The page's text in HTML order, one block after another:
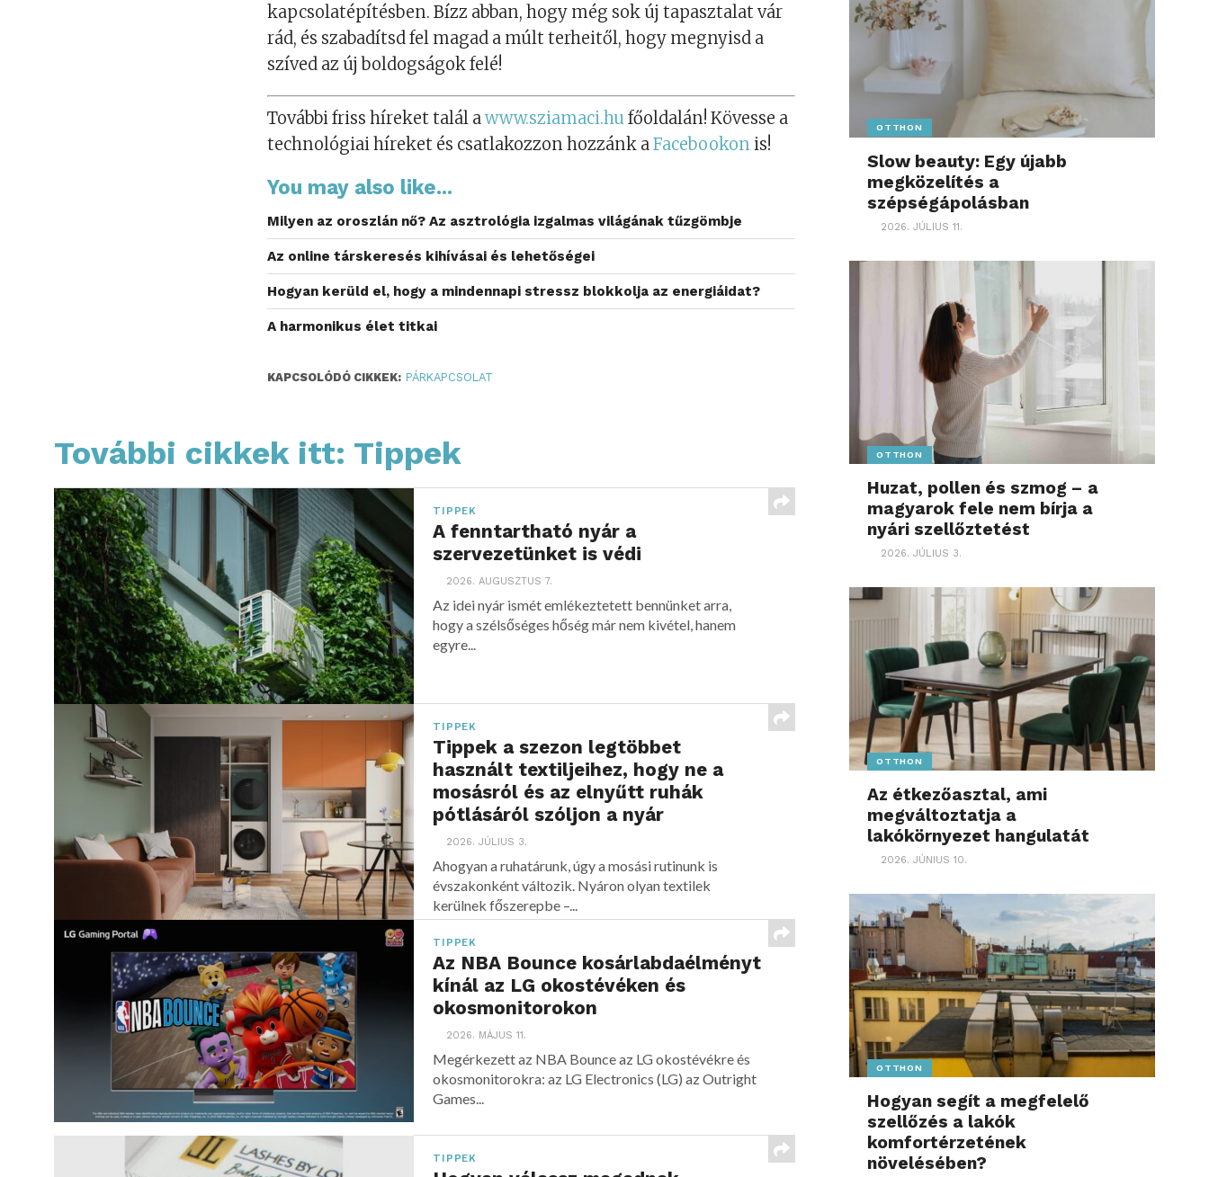
kapcsolatépítésben. Bízz abban, hogy még sok új tapasztalat vár
rád, és szabadítsd fel magad a múlt terheitől, hogy megnyisd a
szíved az új boldogságok felé!
További friss híreket talál awww.sziamaci.hu főoldalán! Kövesse a
technológiai híreket és csatlakozzon hozzánk aFacebookon is!
You may also like...
Milyen az oroszlán nő? Az asztrológia izgalmas világának tűzgömbje
Az online társkeresés kihívásai és lehetőségei
Hogyan kerüld el, hogy a mindennapi stressz blokkolja az energiáidat?
A harmonikus élet titkai
KAPCSOLÓDÓ CIKKEK: PÁRKAPCSOLAT
További cikkek itt: Tippek
TIPPEK
A fenntartható nyár a
szervezetünket is védi
2026. AUGUSZTUS 7.
Az idei nyár ismét emlékeztetett bennünket arra,
hogy a szélsőséges hőség már nem kivétel, hanem
egyre...
TIPPEK
Tippek a szezon legtöbbet
használt textiljeihez, hogy ne a
mosásról és az elnyűtt ruhák
pótlásáról szóljon a nyár
2026. JÚLIUS 3.
Ahogyan a ruhatárunk, úgy a mosási rutinunk is
évszakonként változik. Nyáron olyan textilek
kerülnek főszerepbe –...
TIPPEK
Az NBA Bounce kosárlabdaélményt
kínál az LG okostévéken és
okosmonitorokon
2026. MÁJUS 11.
Megérkezett az NBA Bounce az LG okostévékre és
okosmonitorokra: az LG Electronics (LG) az Outright
Games...
TIPPEK
OTTHON
Slow beauty: Egy újabb
megközelítés a
szépségápolásban
2026. JÚLIUS 11.
OTTHON
Huzat, pollen és szmog – a
magyarok fele nem bírja a
nyári szellőztetést
2026. JÚLIUS 3.
OTTHON
Az étkezőasztal, ami
megváltoztatja a
lakókörnyezet hangulatát
2026. JÚNIUS 10.
OTTHON
Hogyan segít a megfelelő
szellőzés a lakók
komfortérzetének
növelésében?